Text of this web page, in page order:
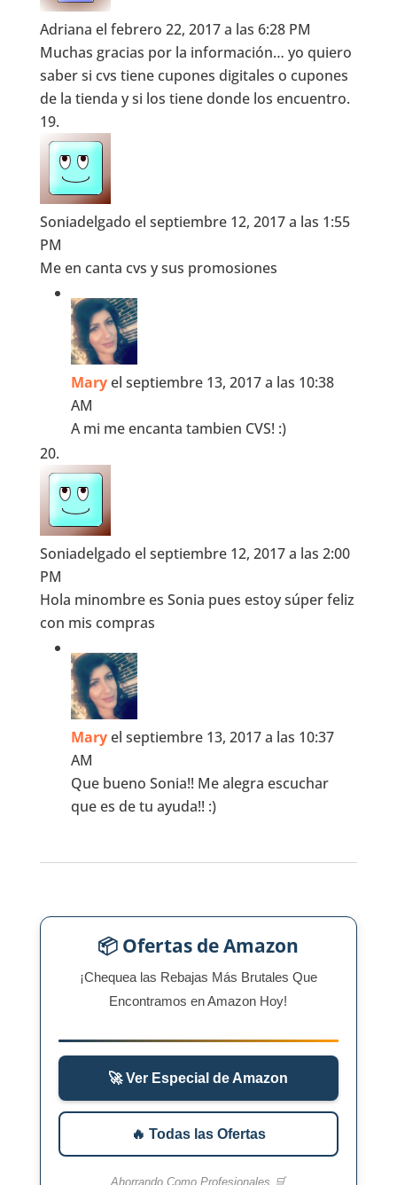
Adriana el febrero 22, 2017 a las 6:28 PM
Muchas gracias por la información… yo quiero
saber si cvs tiene cupones digitales o cupones
de la tienda y si los tiene donde los encuentro.
Soniadelgado el septiembre 12, 2017 a las 1:55
PM
Me en canta cvs y sus promosiones
Mary el septiembre 13, 2017 a las 10:38
AM
A mi me encanta tambien CVS! :)
Soniadelgado el septiembre 12, 2017 a las 2:00
PM
Hola minombre es Sonia pues estoy súper feliz
con mis compras
Mary el septiembre 13, 2017 a las 10:37
AM
Que bueno Sonia!! Me alegra escuchar
que es de tu ayuda!! :)
📦 Ofertas de Amazon
¡Chequea las Rebajas Más Brutales Que
Encontramos en Amazon Hoy!
🚀 Ver Especial de Amazon
🔥 Todas las Ofertas
Ahorrando Como Profesionales 🛒